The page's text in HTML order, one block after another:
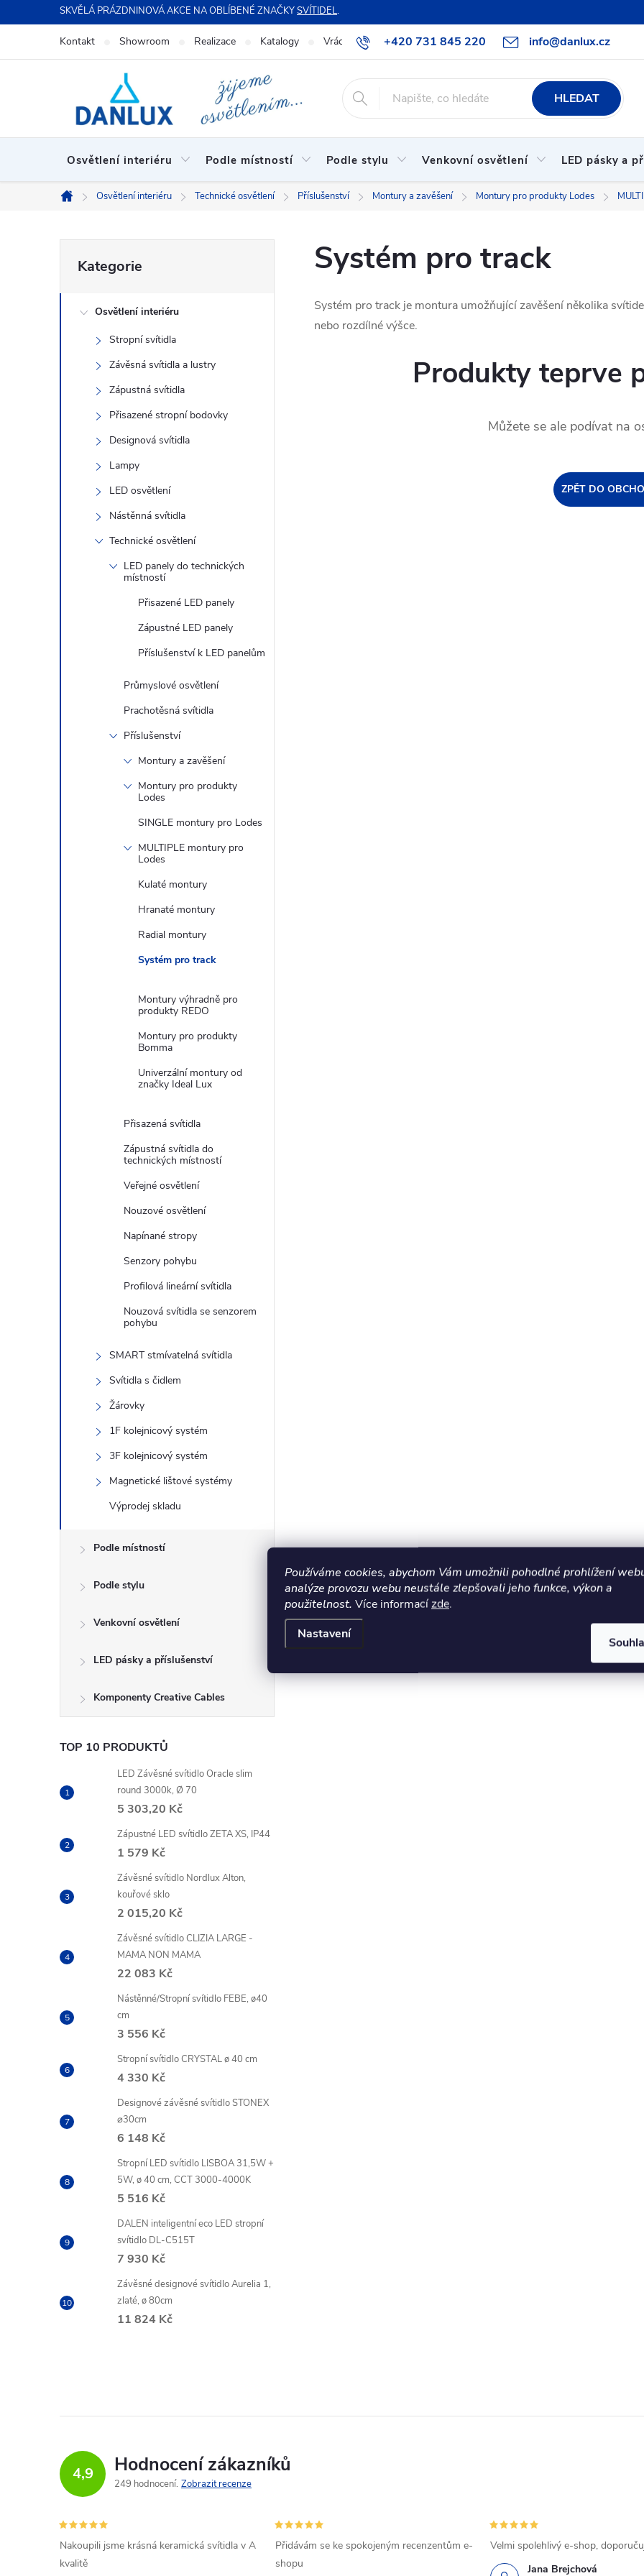
Používáme cookies, abychom Vám umožnili pohodlné prohlížení
analýze provozu webu neustále zlepšovali jeho funkce, výkon a
použitelnost. Více informacízde.
Nastavení
na
SKVĚLÁ PRÁZDNINOVÁ AKCE NA OBLÍBENÉ ZNAČKYSVÍTIDEL.
+420 731 845 220 info@danlux.cz
Kontakt Showroom Realizace Katalogy Vrácení zboží a reklamace O nás B2B spolupráce
HLEDAT
Osvětlení interiéru Podle místností Podle stylu Venkovní osvětlení LED pásky a
Domů
Osvětlení interiéru Technické osvětlení Příslušenství Montury a zavěšení Montury pro produkty Lodes
o
kategorie
Kategorie
Osvětlení interiéru
Stropní svítidla
Závěsná svítidla a lustry
Zápustná svítidla
Přisazené stropní bodovky
Designová svítidla
Lampy
LED osvětlení
Nástěnná svítidla
Technické osvětlení
LED panely do technických
místností
Přisazené LED panely
Zápustné LED panely
Příslušenství k LED panelům
Průmyslové osvětlení
Prachotěsná svítidla
Příslušenství
Montury a zavěšení
Montury pro produkty
Lodes
SINGLE montury pro Lodes
MULTIPLE montury pro
Lodes
Kulaté montury
Hranaté montury
Radial montury
Systém pro track
Montury výhradně pro
produkty REDO
Montury pro produkty
Bomma
Univerzální montury od
značky Ideal Lux
Přisazená svítidla
Zápustná svítidla do
technických místností
Veřejné osvětlení
Nouzové osvětlení
Napínané stropy
Senzory pohybu
Profilová lineární svítidla
Nouzová svítidla se senzorem
pohybu
SMART stmívatelná svítidla
Svítidla s čidlem
Žárovky
1F kolejnicový systém
3F kolejnicový systém
Magnetické lištové systémy
Výprodej skladu
Podle místností
Podle stylu
Venkovní osvětlení
LED pásky a příslušenství
Komponenty Creative Cables
TOP 10 PRODUKTŮ
LED Závěsné svítidlo Oracle slim
round 3000k, Ø 70
5 303,20 Kč
Zápustné LED svítidlo ZETA XS, IP44
1 579 Kč
Závěsné svítidlo Nordlux Alton,
kouřové sklo
2 015,20 Kč
Závěsné svítidlo CLIZIA LARGE -
MAMA NON MAMA
22 083 Kč
Nástěnné/Stropní svítidlo FEBE, ø40
cm
3 556 Kč
Stropní svítidlo CRYSTAL ø 40 cm
4 330 Kč
Designové závěsné svítidlo STONEX
⌀30cm
6 148 Kč
Stropní LED svítidlo LISBOA 31,5W +
5W, ø 40 cm, CCT 3000-4000K
5 516 Kč
DALEN inteligentní eco LED stropní
svítidlo DL-C515T
7 930 Kč
Závěsné designové svítidlo Aurelia 1,
zlaté, ø 80cm
11 824 Kč
Systém pro track
Systém pro track je montura umožňující zavěšení několika
nebo rozdílné výšce.
Produkty teprve
Můžete se ale podívat na
ZPĚT DO
4,9 Hodnocení zákazníků
249 hodnocení Zobrazit recenze
Nakoupili jsme krásná keramická svítidla v A
kvalitě
Přidávám se ke spokojeným recenzentům e-
shopu
Jana Brejchová
Velmi spolehlivý e-shop,